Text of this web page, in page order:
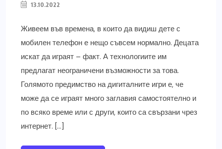
13.10.2022
Живеем във времена, в които да видиш дете с
мобилен телефон е нещо съвсем нормално. Децата
искат да играят – факт. А технологиите им
предлагат неограничени възможности за това.
Голямото предимство на дигиталните игри е, че
може да се играят много заглавия самостоятелно и
по всяко време или с други, които са свързани чрез
интернет. […]